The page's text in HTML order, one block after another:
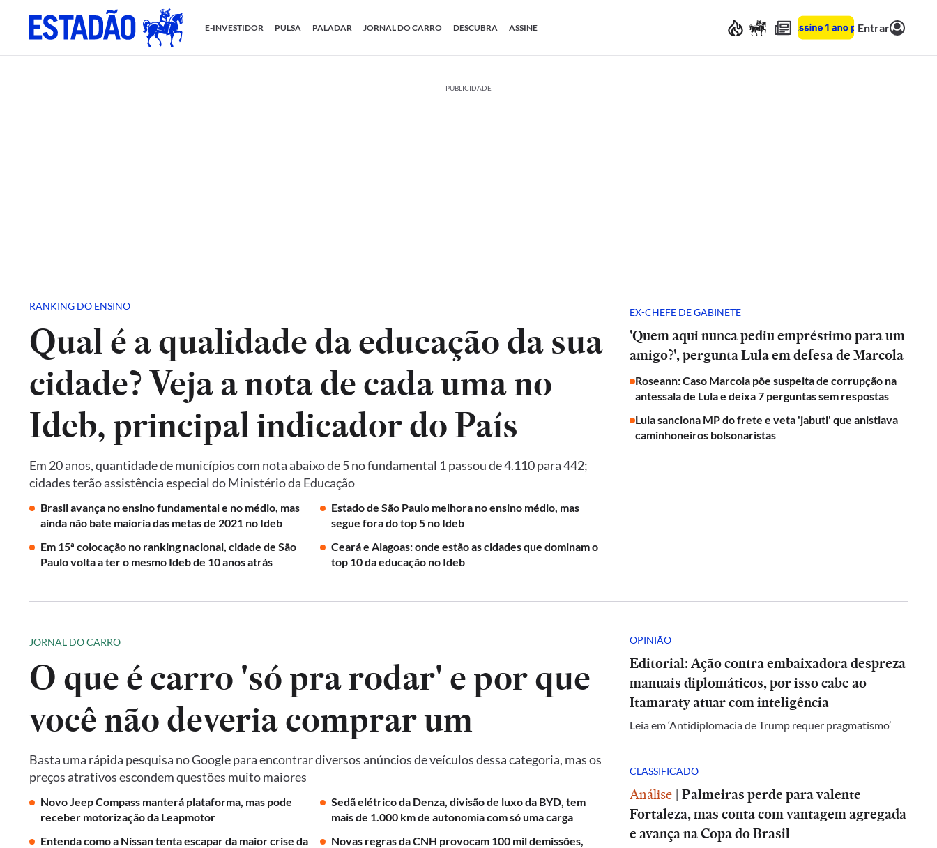
E-INVESTIDOR PULSA PALADAR JORNAL DO CARRO DESCUBRA ASSINE Entrar
PUBLICIDADE
RANKING DO ENSINO
Qual é a qualidade da educação da sua
cidade? Veja a nota de cada uma no
Ideb, principal indicador do País
Em 20 anos, quantidade de municípios com nota abaixo de 5 no fundamental 1 passou de 4.110 para 442;
cidades terão assistência especial do Ministério da Educação
Brasil avança no ensino fundamental e no médio, mas
ainda não bate maioria das metas de 2021 no Ideb
Estado de São Paulo melhora no ensino médio, mas
segue fora do top 5 no Ideb
Em 15ª colocação no ranking nacional, cidade de São
Paulo volta a ter o mesmo Ideb de 10 anos atrás
Ceará e Alagoas: onde estão as cidades que dominam o
top 10 da educação no Ideb
EX-CHEFE DE GABINETE
'Quem aqui nunca pediu empréstimo para um
amigo?', pergunta Lula em defesa de Marcola
Roseann: Caso Marcola põe suspeita de corrupção na
antessala de Lula e deixa 7 perguntas sem respostas
Lula sanciona MP do frete e veta 'jabuti' que anistiava
caminhoneiros bolsonaristas
JORNAL DO CARRO
O que é carro 'só pra rodar' e por que
você não deveria comprar um
Basta uma rápida pesquisa no Google para encontrar diversos anúncios de veículos dessa categoria, mas os
preços atrativos escondem questões muito maiores
Novo Jeep Compass manterá plataforma, mas pode
receber motorização da Leapmotor
Sedã elétrico da Denza, divisão de luxo da BYD, tem
mais de 1.000 km de autonomia com só uma carga
Entenda como a Nissan tenta escapar da maior crise da
Novas regras da CNH provocam 100 mil demissões,
OPINIÃO
Editorial: Ação contra embaixadora despreza
manuais diplomáticos, por isso cabe ao
Itamaraty atuar com inteligência
Leia em ‘Antidiplomacia de Trump requer pragmatismo’
CLASSIFICADO
Análise | Palmeiras perde para valente
Fortaleza, mas conta com vantagem agregada
e avança na Copa do Brasil